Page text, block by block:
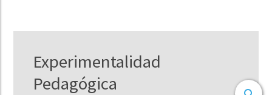
Experimentalidad
Pedagógica